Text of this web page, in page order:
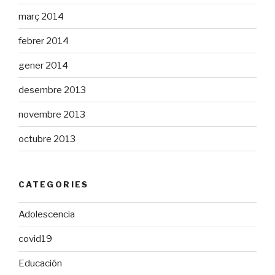
març 2014
febrer 2014
gener 2014
desembre 2013
novembre 2013
octubre 2013
CATEGORIES
Adolescencia
covid19
Educación